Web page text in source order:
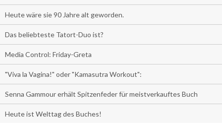
Heute wäre sie 90 Jahre alt geworden.
Das beliebteste Tatort-Duo ist?
Media Control: Friday-Greta
"Viva la Vagina!" oder "Kamasutra Workout":
Senna Gammour erhält Spitzenfeder für meistverkauftes Buch
Heute ist Welttag des Buches!